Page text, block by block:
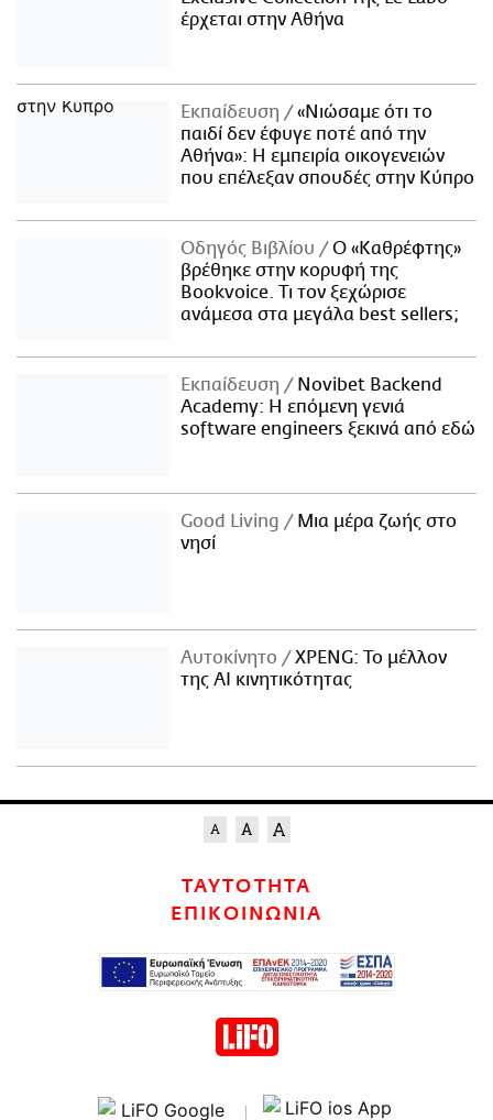
έρχεται στην Αθήνα
Εκπαίδευση
«Νιώσαμε ότι το
παιδί δεν έφυγε ποτέ από την
Αθήνα»: Η εμπειρία οικογενειών
που επέλεξαν σπουδές στην Κύπρο
Οδηγός Βιβλίου
Ο «Καθρέφτης»
βρέθηκε στην κορυφή της
Bookvoice. Τι τον ξεχώρισε
ανάμεσα στα μεγάλα best sellers;
Εκπαίδευση
Novibet Backend
Academy: Η επόμενη γενιά
software engineers ξεκινά από εδώ
Good Living
Μια μέρα ζωής στο
νησί
Αυτοκίνητο
XPENG: Το μέλλον
της AI κινητικότητας
ΤΑΥΤΟΤΗΤΑ
ΕΠΙΚΟΙΝΩΝΙΑ